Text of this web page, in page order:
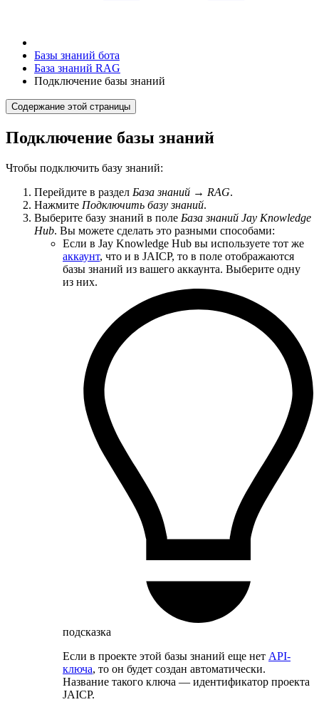
Базы знаний бота
База знаний RAG
Подключение базы знаний
Содержание этой страницы
Подключение базы знаний
Чтобы подключить базу знаний:
Перейдите в раздел База знаний → RAG.
Нажмите Подключить базу знаний.
Выберите базу знаний в поле База знаний Jay Knowledge
Hub. Вы можете сделать это разными способами:
Если в Jay Knowledge Hub вы используете тот же
аккаунт, что и в JAICP, то в поле отображаются
базы знаний из вашего аккаунта. Выберите одну
из них.
подсказка
Если в проекте этой базы знаний еще нет API-
ключа, то он будет создан автоматически.
Название такого ключа — идентификатор проекта
JAICP.